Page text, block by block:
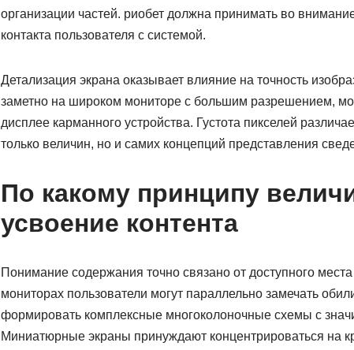
организации частей. риобет должна принимать во
контакта пользователя с системой.
Детализация экрана оказывает влияние на точность
заметно на широком мониторе с большим разрешением,
дисплее карманного устройства. Густота пикселей
только величин, но и самих концепций представления
По какому принципу
усвоение контента
Понимание содержания точно связано от доступного
мониторах пользователи могут параллельно замечать
формировать комплексные многоколоночные схемы с
Миниатюрные экраны принуждают концентрироваться на